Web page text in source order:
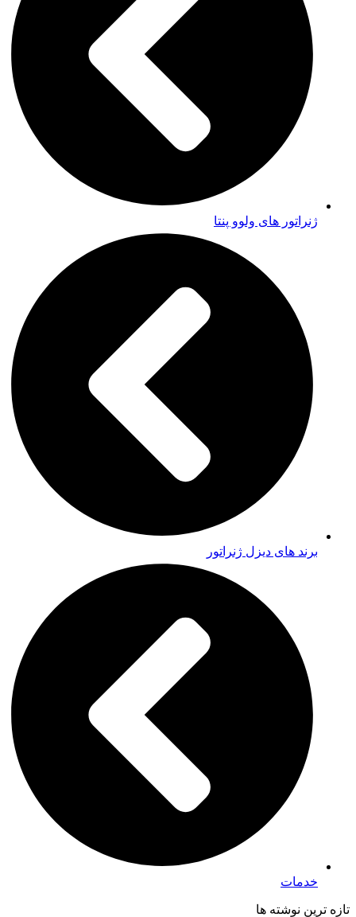
ژنراتور های ولوو پنتا
برند های دیزل ژنراتور
خدمات
تازه ترین نوشته ها